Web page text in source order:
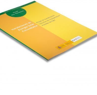
AÑADIR AL CARRITO
DETALLES